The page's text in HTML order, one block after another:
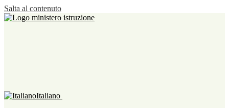
Salta al contenuto
Italiano